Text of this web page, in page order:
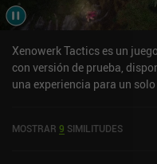
Xenowerk Tactics es un
con versión de prueba,
una experiencia para un
en octubre de 2019 y tiene
MOSTRAR 9 SIMILITUDES